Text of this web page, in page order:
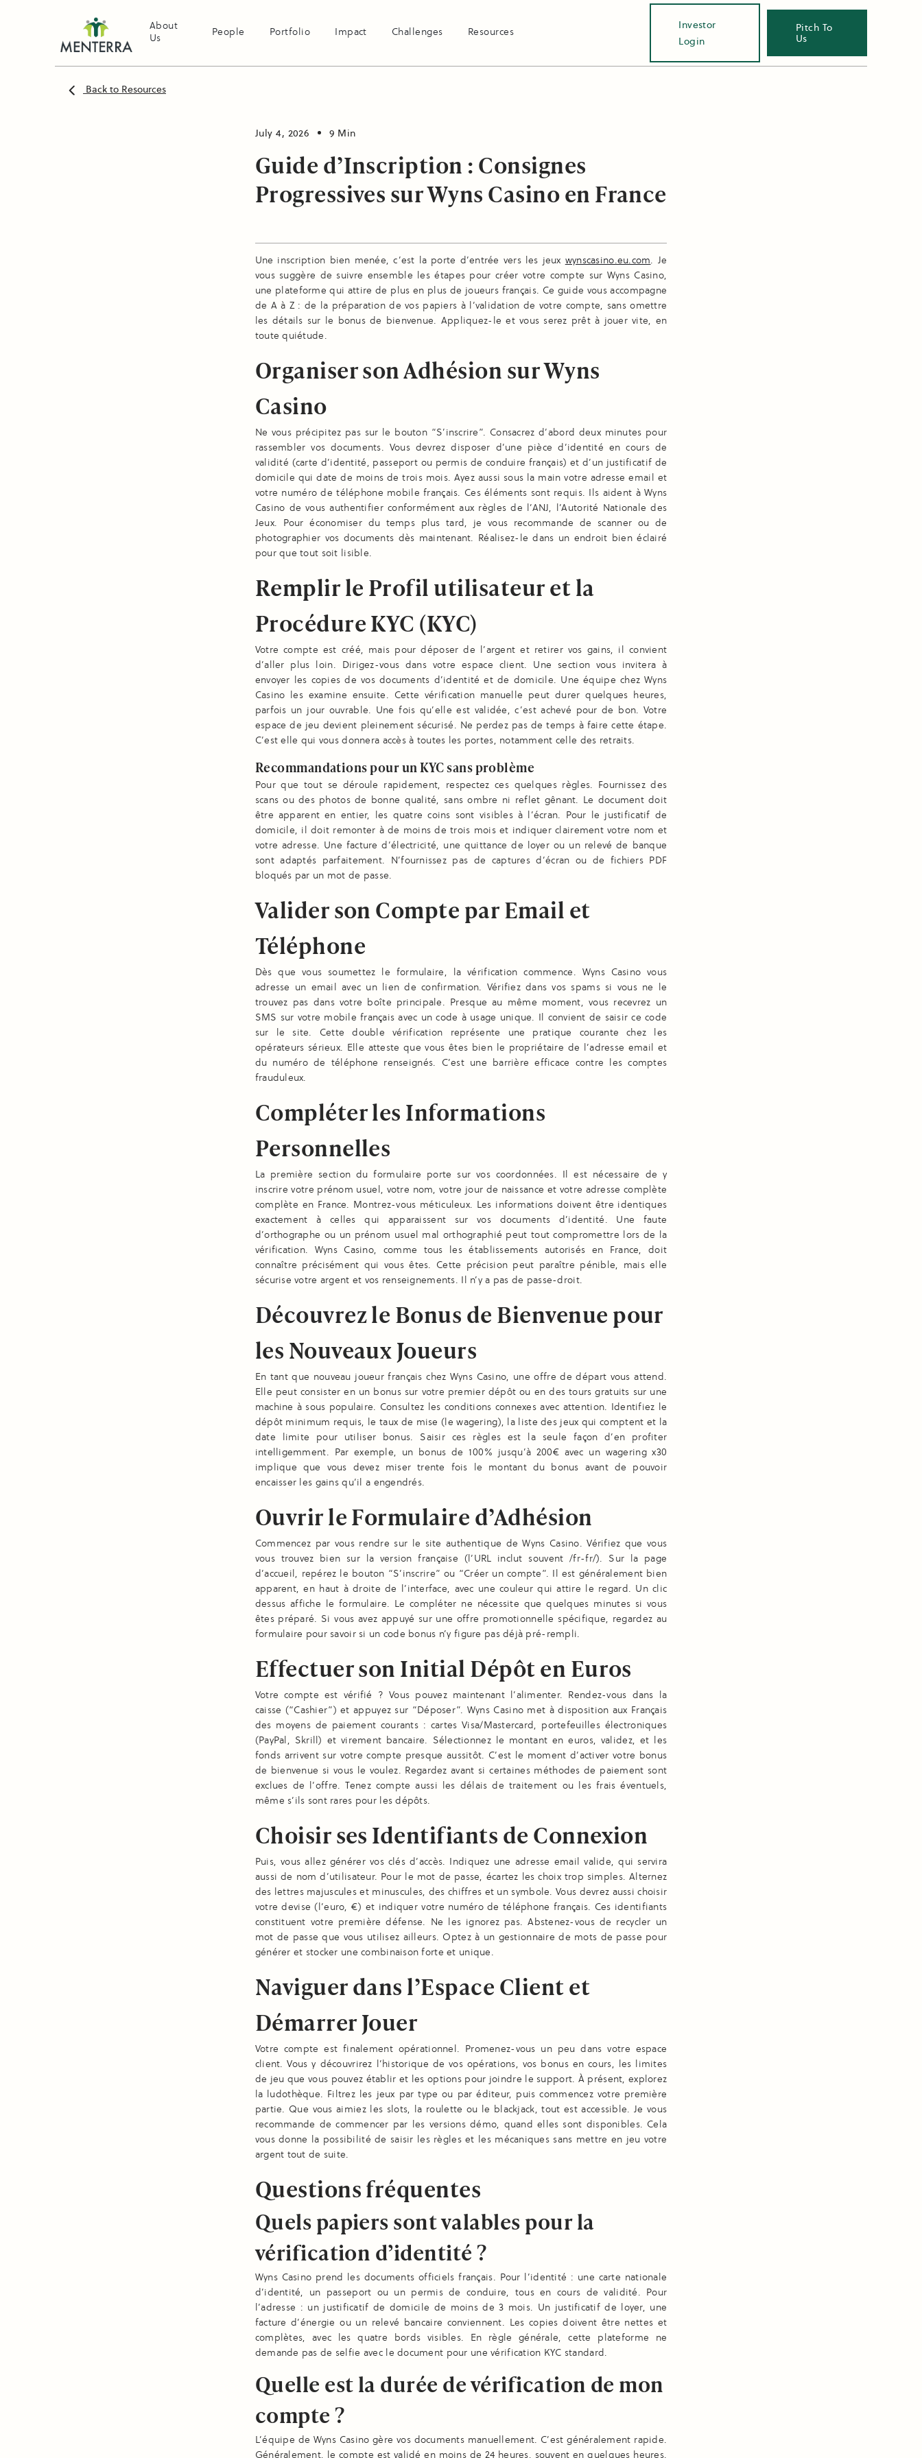
About
Us
People Portfolio Impact Challenges Resources
Investor
Login
Pitch To
Us
Back to Resources
July 4, 2026 9 Min
Guide d’Inscription : Consignes
Progressives sur Wyns Casino en France
Une inscription bien menée, c’est la porte d’entrée vers les jeux wynscasino.eu.com. Je
vous suggère de suivre ensemble les étapes pour créer votre compte sur Wyns Casino,
une plateforme qui attire de plus en plus de joueurs français. Ce guide vous accompagne
de A à Z : de la préparation de vos papiers à l’validation de votre compte, sans omettre
les détails sur le bonus de bienvenue. Appliquez-le et vous serez prêt à jouer vite, en
toute quiétude.
Organiser son Adhésion sur Wyns
Casino
Ne vous précipitez pas sur le bouton “S’inscrire”. Consacrez d’abord deux minutes pour
rassembler vos documents. Vous devrez disposer d’une pièce d’identité en cours de
validité (carte d’identité, passeport ou permis de conduire français) et d’un justificatif de
domicile qui date de moins de trois mois. Ayez aussi sous la main votre adresse email et
votre numéro de téléphone mobile français. Ces éléments sont requis. Ils aident à Wyns
Casino de vous authentifier conformément aux règles de l’ANJ, l’Autorité Nationale des
Jeux. Pour économiser du temps plus tard, je vous recommande de scanner ou de
photographier vos documents dès maintenant. Réalisez-le dans un endroit bien éclairé
pour que tout soit lisible.
Remplir le Profil utilisateur et la
Procédure KYC (KYC)
Votre compte est créé, mais pour déposer de l’argent et retirer vos gains, il convient
d’aller plus loin. Dirigez-vous dans votre espace client. Une section vous invitera à
envoyer les copies de vos documents d’identité et de domicile. Une équipe chez Wyns
Casino les examine ensuite. Cette vérification manuelle peut durer quelques heures,
parfois un jour ouvrable. Une fois qu’elle est validée, c’est achevé pour de bon. Votre
espace de jeu devient pleinement sécurisé. Ne perdez pas de temps à faire cette étape.
C’est elle qui vous donnera accès à toutes les portes, notamment celle des retraits.
Recommandations pour un KYC sans problème
Pour que tout se déroule rapidement, respectez ces quelques règles. Fournissez des
scans ou des photos de bonne qualité, sans ombre ni reflet gênant. Le document doit
être apparent en entier, les quatre coins sont visibles à l’écran. Pour le justificatif de
domicile, il doit remonter à de moins de trois mois et indiquer clairement votre nom et
votre adresse. Une facture d’électricité, une quittance de loyer ou un relevé de banque
sont adaptés parfaitement. N’fournissez pas de captures d’écran ou de fichiers PDF
bloqués par un mot de passe.
Valider son Compte par Email et
Téléphone
Dès que vous soumettez le formulaire, la vérification commence. Wyns Casino vous
adresse un email avec un lien de confirmation. Vérifiez dans vos spams si vous ne le
trouvez pas dans votre boîte principale. Presque au même moment, vous recevrez un
SMS sur votre mobile français avec un code à usage unique. Il convient de saisir ce code
sur le site. Cette double vérification représente une pratique courante chez les
opérateurs sérieux. Elle atteste que vous êtes bien le propriétaire de l’adresse email et
du numéro de téléphone renseignés. C’est une barrière efficace contre les comptes
frauduleux.
Compléter les Informations
Personnelles
La première section du formulaire porte sur vos coordonnées. Il est nécessaire de y
inscrire votre prénom usuel, votre nom, votre jour de naissance et votre adresse complète
complète en France. Montrez-vous méticuleux. Les informations doivent être identiques
exactement à celles qui apparaissent sur vos documents d’identité. Une faute
d’orthographe ou un prénom usuel mal orthographié peut tout compromettre lors de la
vérification. Wyns Casino, comme tous les établissements autorisés en France, doit
connaître précisément qui vous êtes. Cette précision peut paraître pénible, mais elle
sécurise votre argent et vos renseignements. Il n’y a pas de passe-droit.
Découvrez le Bonus de Bienvenue pour
les Nouveaux Joueurs
En tant que nouveau joueur français chez Wyns Casino, une offre de départ vous attend.
Elle peut consister en un bonus sur votre premier dépôt ou en des tours gratuits sur une
machine à sous populaire. Consultez les conditions connexes avec attention. Identifiez le
dépôt minimum requis, le taux de mise (le wagering), la liste des jeux qui comptent et la
date limite pour utiliser bonus. Saisir ces règles est la seule façon d’en profiter
intelligemment. Par exemple, un bonus de 100% jusqu’à 200€ avec un wagering x30
implique que vous devez miser trente fois le montant du bonus avant de pouvoir
encaisser les gains qu’il a engendrés.
Ouvrir le Formulaire d’Adhésion
Commencez par vous rendre sur le site authentique de Wyns Casino. Vérifiez que vous
vous trouvez bien sur la version française (l’URL inclut souvent /fr-fr/). Sur la page
d’accueil, repérez le bouton “S’inscrire” ou “Créer un compte”. Il est généralement bien
apparent, en haut à droite de l’interface, avec une couleur qui attire le regard. Un clic
dessus affiche le formulaire. Le compléter ne nécessite que quelques minutes si vous
êtes préparé. Si vous avez appuyé sur une offre promotionnelle spécifique, regardez au
formulaire pour savoir si un code bonus n’y figure pas déjà pré-rempli.
Effectuer son Initial Dépôt en Euros
Votre compte est vérifié ? Vous pouvez maintenant l’alimenter. Rendez-vous dans la
caisse (“Cashier”) et appuyez sur “Déposer”. Wyns Casino met à disposition aux Français
des moyens de paiement courants : cartes Visa/Mastercard, portefeuilles électroniques
(PayPal, Skrill) et virement bancaire. Sélectionnez le montant en euros, validez, et les
fonds arrivent sur votre compte presque aussitôt. C’est le moment d’activer votre bonus
de bienvenue si vous le voulez. Regardez avant si certaines méthodes de paiement sont
exclues de l’offre. Tenez compte aussi les délais de traitement ou les frais éventuels,
même s’ils sont rares pour les dépôts.
Choisir ses Identifiants de Connexion
Puis, vous allez générer vos clés d’accès. Indiquez une adresse email valide, qui servira
aussi de nom d’utilisateur. Pour le mot de passe, écartez les choix trop simples. Alternez
des lettres majuscules et minuscules, des chiffres et un symbole. Vous devrez aussi choisir
votre devise (l’euro, €) et indiquer votre numéro de téléphone français. Ces identifiants
constituent votre première défense. Ne les ignorez pas. Abstenez-vous de recycler un
mot de passe que vous utilisez ailleurs. Optez à un gestionnaire de mots de passe pour
générer et stocker une combinaison forte et unique.
Naviguer dans l’Espace Client et
Démarrer Jouer
Votre compte est finalement opérationnel. Promenez-vous un peu dans votre espace
client. Vous y découvrirez l’historique de vos opérations, vos bonus en cours, les limites
de jeu que vous pouvez établir et les options pour joindre le support. À présent, explorez
la ludothèque. Filtrez les jeux par type ou par éditeur, puis commencez votre première
partie. Que vous aimiez les slots, la roulette ou le blackjack, tout est accessible. Je vous
recommande de commencer par les versions démo, quand elles sont disponibles. Cela
vous donne la possibilité de saisir les règles et les mécaniques sans mettre en jeu votre
argent tout de suite.
Questions fréquentes
Quels papiers sont valables pour la
vérification d’identité ?
Wyns Casino prend les documents officiels français. Pour l’identité : une carte nationale
d’identité, un passeport ou un permis de conduire, tous en cours de validité. Pour
l’adresse : un justificatif de domicile de moins de 3 mois. Un justificatif de loyer, une
facture d’énergie ou un relevé bancaire conviennent. Les copies doivent être nettes et
complètes, avec les quatre bords visibles. En règle générale, cette plateforme ne
demande pas de selfie avec le document pour une vérification KYC standard.
Quelle est la durée de vérification de mon
compte ?
L’équipe de Wyns Casino gère vos documents manuellement. C’est généralement rapide.
Généralement, le compte est validé en moins de 24 heures, souvent en quelques heures.